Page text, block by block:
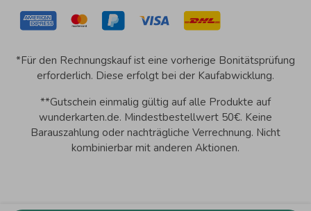
*Für den Rechnungskauf ist eine vorherige Bonitätsprüfung
erforderlich. Diese erfolgt bei der Kaufabwicklung.
**Gutschein einmalig gültig auf alle Produkte auf
wunderkarten.de. Mindestbestellwert 50€. Keine
Barauszahlung oder nachträgliche Verrechnung. Nicht
kombinierbar mit anderen Aktionen.